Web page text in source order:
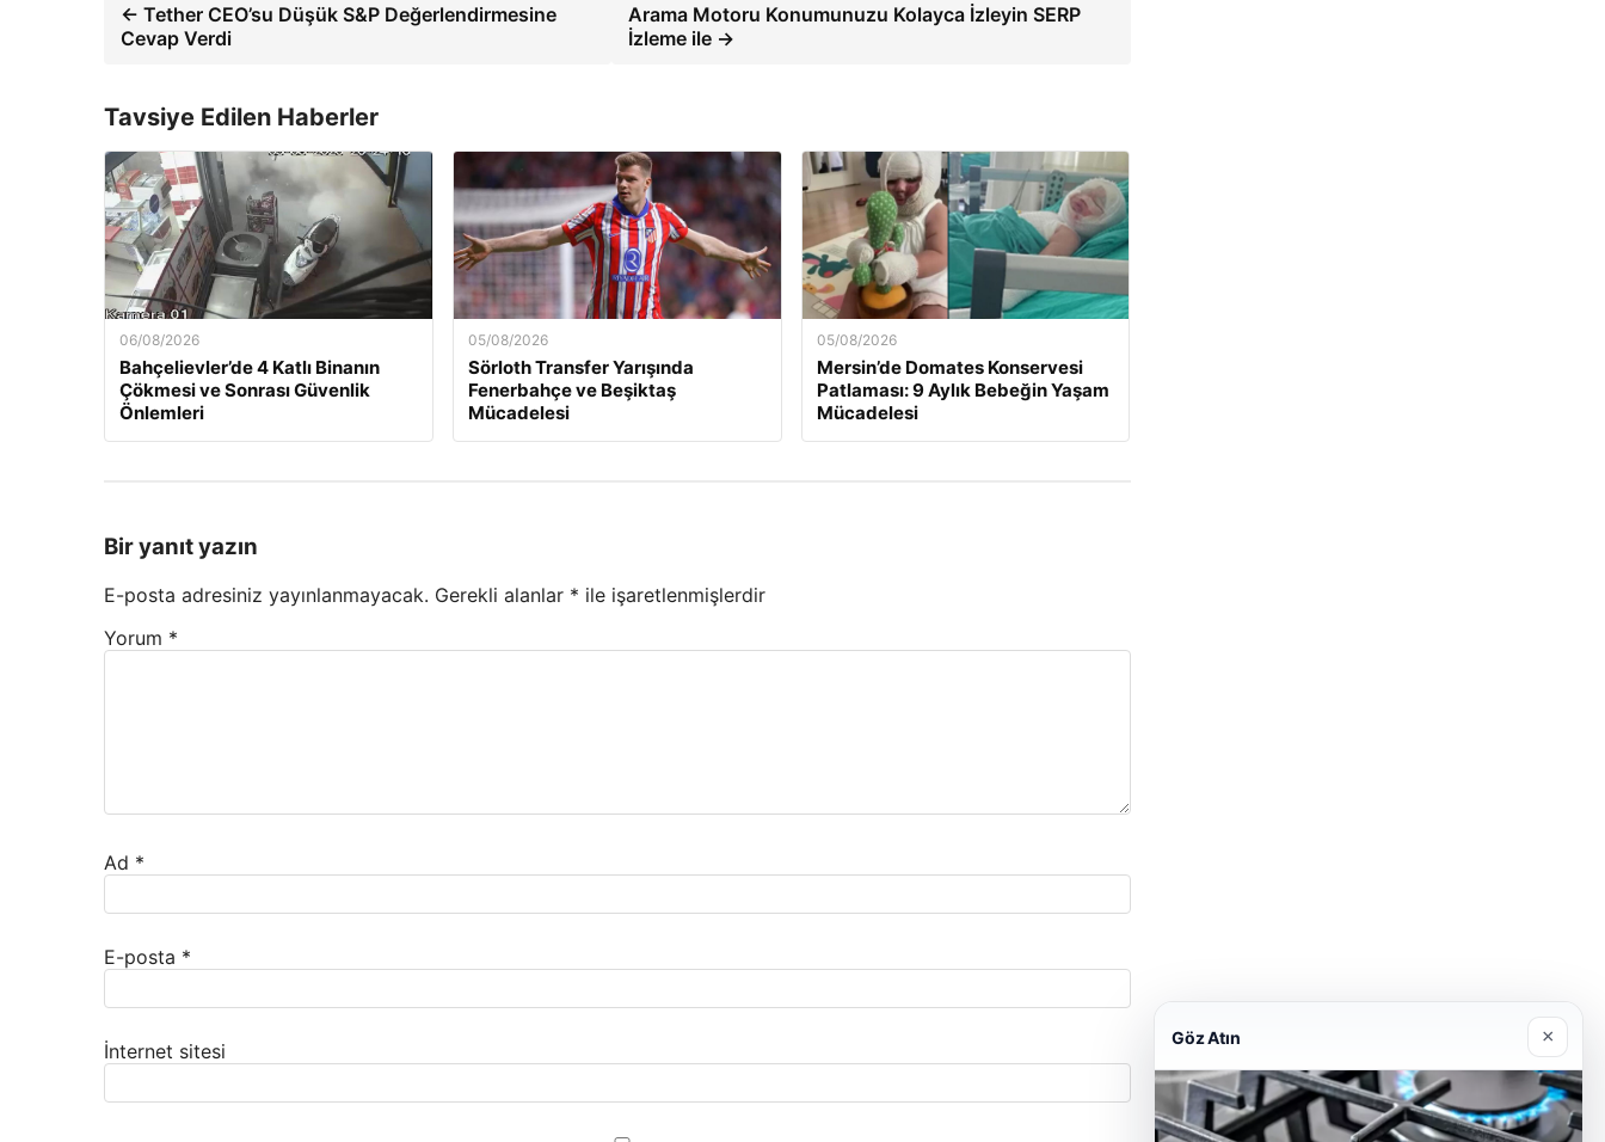
← Tether CEO’su Düşük S&P Değerlendirmesine
Cevap Verdi
Arama Motoru Konumunuzu Kolayca İzleyin SERP
İzleme ile →
Tavsiye Edilen Haberler
06/08/2026
Bahçelievler’de 4 Katlı Binanın
Çökmesi ve Sonrası Güvenlik
Önlemleri
05/08/2026
Sörloth Transfer Yarışında
Fenerbahçe ve Beşiktaş
Mücadelesi
05/08/2026
Mersin’de Domates Konservesi
Patlaması: 9 Aylık Bebeğin Yaşam
Mücadelesi
Bir yanıt yazın
E-posta adresiniz yayınlanmayacak. Gerekli alanlar * ile işaretlenmişlerdir
Yorum *
Ad *
E-posta *
İnternet sitesi
Göz Atın ×